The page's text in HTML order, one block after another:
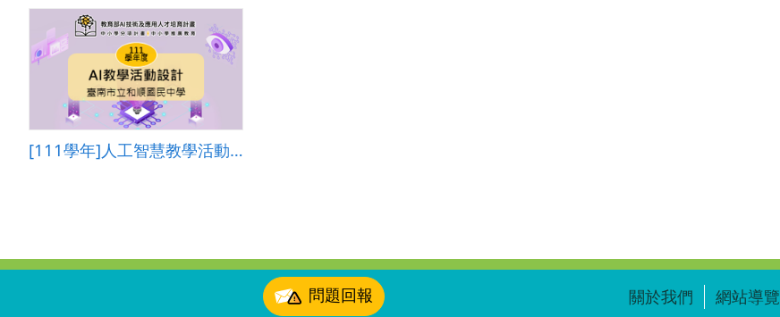
[111學年]人工智慧教學活動設計―臺南市立和順國民中學
問題回報 關於我們 網站導覽